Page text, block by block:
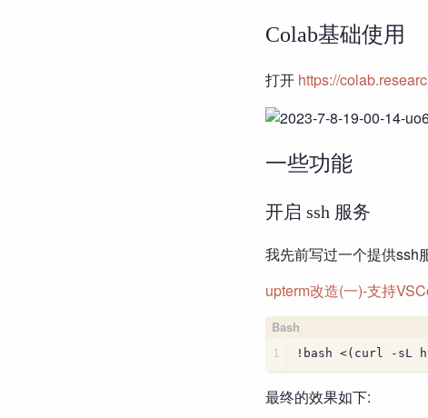
Colab基础使用
打开 https://
一些功能
开启 ssh 服务
我先前写过一个提供ssh
upterm改造(一)-支持
1 !bash <(curl -sL
最终的效果如下: